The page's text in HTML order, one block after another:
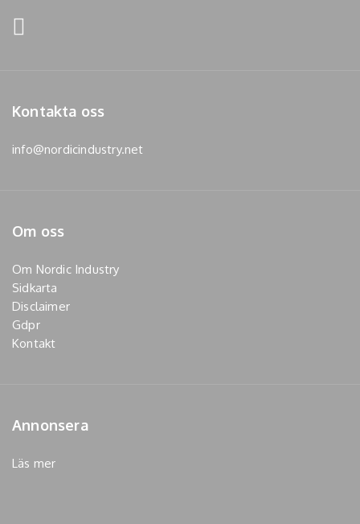
Kontakta oss
info@nordicindustry.net
Om oss
Om Nordic Industry
Sidkarta
Disclaimer
Gdpr
Kontakt
Annonsera
Läs mer